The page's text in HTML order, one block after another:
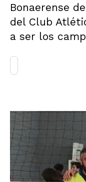
Bonaerense
del Club
a ser los